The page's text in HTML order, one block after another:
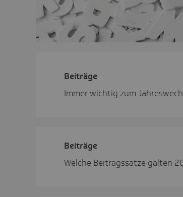
Beiträge
Immer wichtig zum
Beiträge
Welche Beitragssätze galten